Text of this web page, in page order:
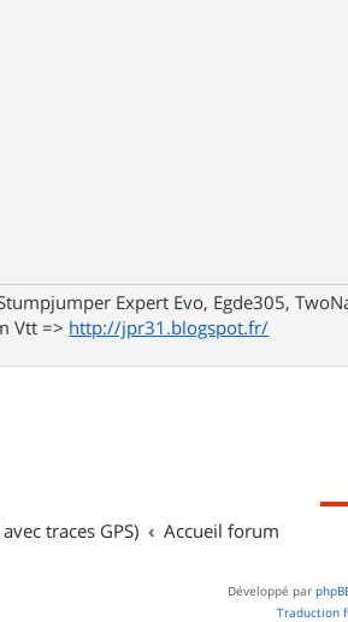
Expert Evo, Egde305,
Vtt => http://jpr31.blogspot.fr/
traces GPS) Accueil forum
Développé par
Traduction